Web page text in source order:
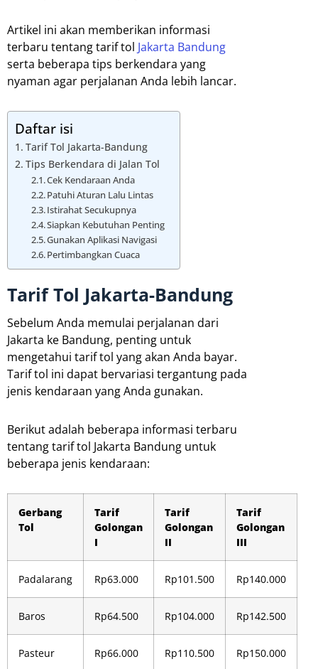
Artikel ini akan memberikan informasi
terbaru tentang tarif tol Jakarta Bandung
serta beberapa tips berkendara yang
nyaman agar perjalanan Anda lebih lancar.
Daftar isi
Tarif Tol Jakarta-Bandung
Tips Berkendara di Jalan Tol
Cek Kendaraan Anda
Patuhi Aturan Lalu Lintas
Istirahat Secukupnya
Siapkan Kebutuhan Penting
Gunakan Aplikasi Navigasi
Pertimbangkan Cuaca
Tarif Tol Jakarta-Bandung
Sebelum Anda memulai perjalanan dari
Jakarta ke Bandung, penting untuk
mengetahui tarif tol yang akan Anda bayar.
Tarif tol ini dapat bervariasi tergantung pada
jenis kendaraan yang Anda gunakan.
Berikut adalah beberapa informasi terbaru
tentang tarif tol Jakarta Bandung untuk
beberapa jenis kendaraan:
Gerbang
Tol
Tarif
Golongan
I
Tarif
Golongan
II
Tarif
Golongan
III
Padalarang Rp63.000 Rp101.500 Rp140.000
Baros Rp64.500 Rp104.000 Rp142.500
Pasteur Rp66.000 Rp110.500 Rp150.000